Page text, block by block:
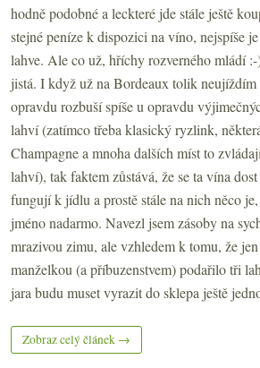
hodně podobné a leckteré jde stále ještě
stejné peníze k dispozici na víno, nejspíše
lahve. Ale co už, hříchy rozverného mládí :-
jistá. I když už na Bordeaux tolik neujíždím
opravdu rozbuší spíše u opravdu
lahví (zatímco třeba klasický ryzlink,
Champagne a mnoha dalších míst to
lahví), tak faktem zůstává, že se ta vína
fungují k jídlu a prostě stále na nich něco
jméno nadarmo. Navezl jsem zásoby na
mrazivou zimu, ale vzhledem k tomu, že
manželkou (a příbuzenstvem) podařilo tři
jara budu muset vyrazit do sklepa ještě
Zobraz celý článek →